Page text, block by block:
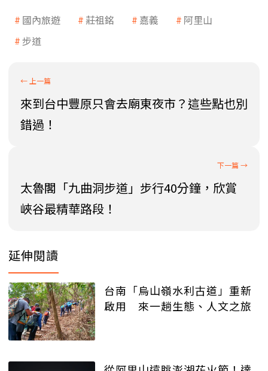
國內旅遊 莊祖銘 嘉義
阿里山
步道
來到台中豐原只會去廟東夜市？這些點也別
錯過！
太魯閣「九曲洞步道」步行40分鐘，欣賞
峽谷最精華路段！
延伸閱讀
台南「烏山嶺水利古道」重新
啟用 來一趟生態、人文之旅